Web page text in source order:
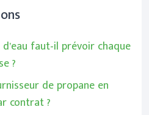
faut-il prévoir chaque
?
de propane en
contrat ?